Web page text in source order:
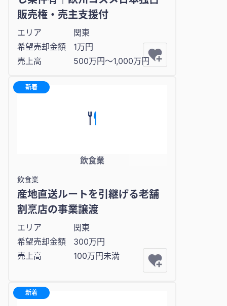
販売権・売主支援付
エリア
関東
希望売却金額
1万円
売上高
500万円〜1,000万円
新着
飲食業
飲食業
産地直送ルートを引継げる老舗
割烹店の事業譲渡
エリア
関東
希望売却金額
300万円
売上高
100万円未満
新着